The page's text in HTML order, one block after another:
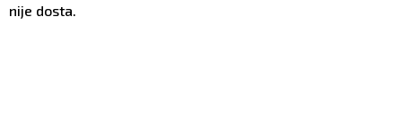
nije dosta.